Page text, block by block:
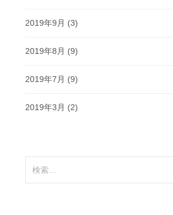
2019年9月 (3)
2019年8月 (9)
2019年7月 (9)
2019年3月 (2)
索: